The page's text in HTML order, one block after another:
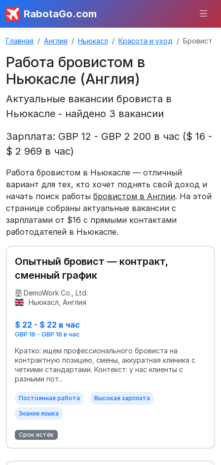
RabotaGo.com
Главная Англия Ньюкасл Красота и уход Бровист
Работа бровистом в
Ньюкасле (Англия)
Актуальные вакансии бровиста в
Ньюкасле - найдено 3 вакансии
Зарплата: GBP 12 - GBP 2 200 в час ($ 16 -
$ 2 969 в час)
Работа бровистом в Ньюкасле — отличный
вариант для тех, кто хочет поднять свой доход и
начать поиск работы бровистом в Англии. На этой
странице собраны актуальные вакансии с
зарплатами от $16 с прямыми контактами
работодателей в Ньюкасле.
Опытный бровист — контракт,
сменный график
DemoWork Co., Ltd.
Ньюкасл, Англия
$ 22 - $ 22 в час
GBP 16 - GBP 16 в час
Кратко: ищем профессионального бровиста на
контрактную позицию, смены, аккуратная клиника с
четкими стандартами. Контекст: у нас клиенты с
разными пот...
Постоянная работа Высокая зарплата
Знание языка
Срок истёк